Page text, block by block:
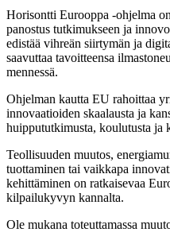
Horisontti Eurooppa -ohjelma
panostus tutkimukseen ja
edistää vihreän siirtymän ja
saavuttaa tavoitteensa
mennessä.
Ohjelman kautta EU rahoittaa
innovaatioiden skaalausta ja
huippututkimusta, koulutusta ja
Teollisuuden muutos,
tuottaminen tai vaikkapa
kehittäminen on ratkaisevaa
kilpailukyvyn kannalta.
Ole mukana toteuttamassa